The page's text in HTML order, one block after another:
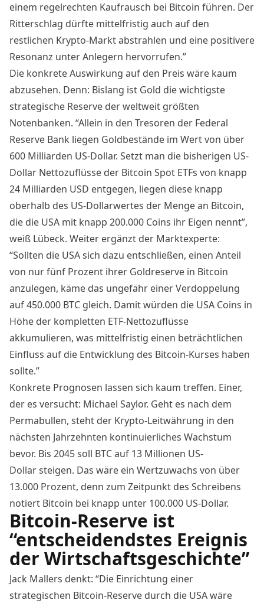
einem regelrechten Kaufrausch bei Bitcoin führen. Der
Ritterschlag dürfte mittelfristig auch auf den
restlichen Krypto-Markt abstrahlen und eine positivere
Resonanz unter Anlegern hervorrufen.”
Die konkrete Auswirkung auf den Preis wäre kaum
abzusehen. Denn: Bislang ist Gold die wichtigste
strategische Reserve der weltweit größten
Notenbanken. “Allein in den Tresoren der Federal
Reserve Bank liegen Goldbestände im Wert von über
600 Milliarden US-Dollar. Setzt man die bisherigen US-
Dollar Nettozuflüsse der Bitcoin Spot ETFs von knapp
24 Milliarden USD entgegen, liegen diese knapp
oberhalb des US-Dollarwertes der Menge an Bitcoin,
die die USA mit knapp 200.000 Coins ihr Eigen nennt”,
weiß Lübeck. Weiter ergänzt der Marktexperte:
“Sollten die USA sich dazu entschließen, einen Anteil
von nur fünf Prozent ihrer Goldreserve in Bitcoin
anzulegen, käme das ungefähr einer Verdoppelung
auf 450.000 BTC gleich. Damit würden die USA Coins in
Höhe der kompletten ETF-Nettozuflüsse
akkumulieren, was mittelfristig einen beträchtlichen
Einfluss auf die Entwicklung des Bitcoin-Kurses haben
sollte.”
Konkrete Prognosen lassen sich kaum treffen. Einer,
der es versucht: Michael Saylor. Geht es nach dem
Permabullen, steht der Krypto-Leitwährung in den
nächsten Jahrzehnten kontinuierliches Wachstum
bevor. Bis 2045 soll BTC auf 13 Millionen US-
Dollar steigen. Das wäre ein Wertzuwachs von über
13.000 Prozent, denn zum Zeitpunkt des Schreibens
notiert Bitcoin bei knapp unter 100.000 US-Dollar.
Bitcoin-Reserve ist
“entscheidendstes Ereignis
der Wirtschaftsgeschichte”
Jack Mallers denkt: “Die Einrichtung einer
strategischen Bitcoin-Reserve durch die USA wäre